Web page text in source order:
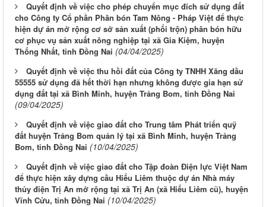
Quyết định về việc cho phép chuyển mục đích sử dụng đất
cho Công ty Cổ phần Phân bón Tam Nông - Pháp Việt để thực
hiện dự án mở rộng cơ sở sản xuất (phối trộn) phân bón hữu
cơ phục vụ sản xuất nông nghiệp tại xã Gia Kiệm, huyện
Thống Nhất, tỉnh Đồng Nai (04/04/2025)
Quyết định về việc thu hồi đất của Công ty TNHH Xăng dầu
55555 sử dụng đã hết thời hạn nhưng không được gia hạn sử
dụng đất tại xã Bình Minh, huyện Trảng Bom, tỉnh Đồng Nai
(09/04/2025)
Quyết định về việc giao đất cho Trung tâm Phát triển quỹ
đất huyện Trảng Bom quản lý tại xã Bình Minh, huyện Trảng
Bom, tỉnh Đồng Nai (10/04/2025)
Quyết định về việc giao đất cho Tập đoàn Điện lực Việt Nam
để thực hiện xây dựng cầu Hiếu Liêm thuộc dự án Nhà máy
thủy điện Trị An mở rộng tại xã Trị An (xã Hiếu Liêm cũ), huyện
Vĩnh Cửu, tỉnh Đồng Nai (10/04/2025)